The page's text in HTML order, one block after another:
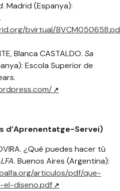
. Madrid (Espanya):
bvirtual/
Blanca CASTALDO. Sa
Escola Superior de
d’Aprenentatge-Servei)
¿Qué puedes hacer tú
. Buenos Aires (Argentina):
articulos/pdf/que-
diseno.pdf